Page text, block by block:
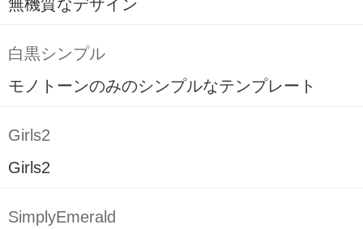
無機質なデザイン
白黒シンプル
モノトーンのみのシンプルなテンプレート
Girls2
Girls2
SimplyEmerald